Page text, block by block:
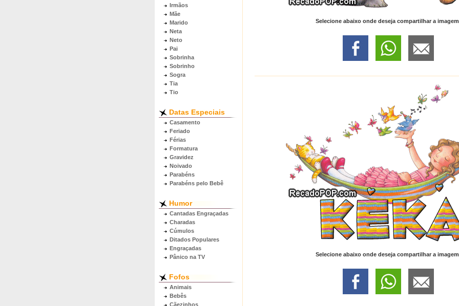
Irmãos
Mãe
Marido
Neta
Neto
Pai
Sobrinha
Sobrinho
Sogra
Tia
Tio
Datas Especiais
Casamento
Feriado
Férias
Formatura
Gravidez
Noivado
Parabéns
Parabéns pelo Bebê
Humor
Cantadas Engraçadas
Charadas
Cúmulos
Ditados Populares
Engraçadas
Pânico na TV
Fofos
Animais
Bebês
Cãezinhos
Selecione abaixo onde deseja compartilhar a
Selecione abaixo onde deseja compartilhar a